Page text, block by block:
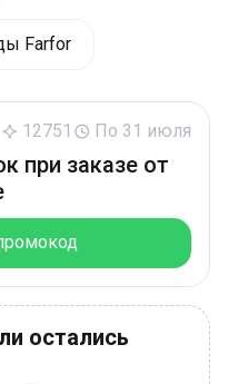
Farfor
12751 По 31 июля
при заказе от
остались